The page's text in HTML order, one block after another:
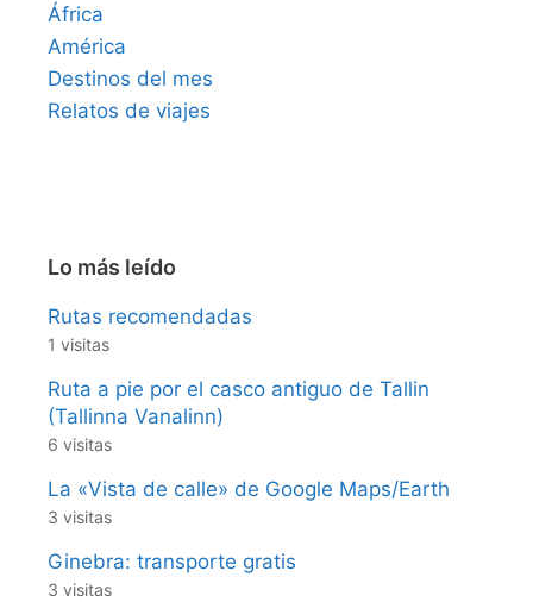
África
América
Destinos del mes
Relatos de viajes
Lo más leído
Rutas recomendadas
1 visitas
Ruta a pie por el casco antiguo de Tallin
(Tallinna Vanalinn)
6 visitas
La «Vista de calle» de Google Maps/Earth
3 visitas
Ginebra: transporte gratis
3 visitas